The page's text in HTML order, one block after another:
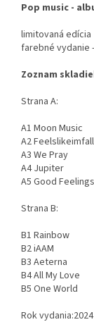
Pop music -
limitovaná edícia
farebné vydanie
Zoznam
Strana A:
A1 Moon Music
A2
A3 We Pray
A4 Jupiter
A5 Good Feelings
Strana B:
B1 Rainbow
B2 iAAM
B3 Aeterna
B4 All My Love
B5 One World
Rok vydania:2024